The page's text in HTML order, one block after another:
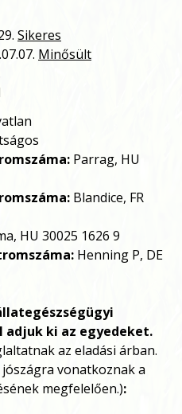
Sikeres
Minősült
Parrag, HU
Blandice, FR
HU 30025 1626 9
Henning P, DE
ki az egyedeket.
az eladási árban.
vonatkoznak a
megfelelően.):